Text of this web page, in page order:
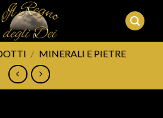
/ MINERALI E PIETRE